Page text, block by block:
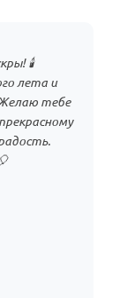
🕯️
лета и
тебе